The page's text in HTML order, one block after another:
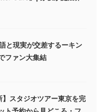
と現実が交差するーキン
ファン大集結
】スタジオツアー東京を完